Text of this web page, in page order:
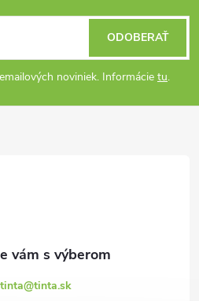
noviniek. Informácie tu.
ODOBERAŤ
tinta@tinta.sk